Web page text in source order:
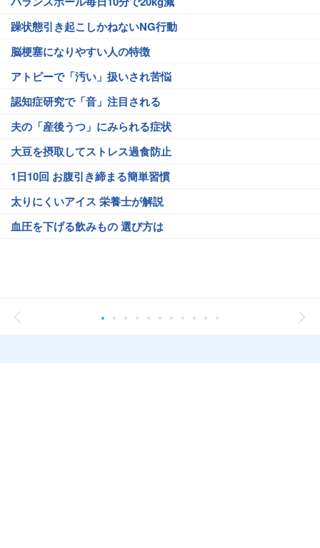
躁状態引き起こしかねないNG行動
脳梗塞になりやすい人の特徴
アトピーで「汚い」扱いされ苦悩
認知症研究で「音」注目される
夫の「産後うつ」にみられる症状
大豆を摂取してストレス過食防止
1日10回 お腹引き締まる簡単習慣
太りにくいアイス 栄養士が解説
血圧を下げる飲みもの 選び方は